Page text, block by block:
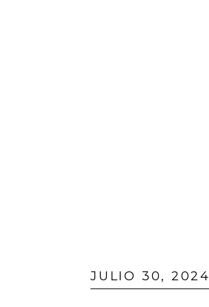
JULIO 30, 2024